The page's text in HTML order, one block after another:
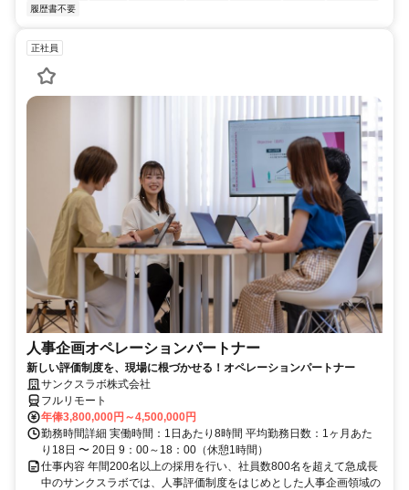
履歴書不要
正社員
人事企画オペレーションパートナー
新しい評価制度を、現場に根づかせる！オペレーションパートナー
サンクスラボ株式会社
フルリモート
年俸3,800,000円～4,500,000円
勤務時間詳細 実働時間：1日あたり8時間 平均勤務日数：1ヶ月あた
り18日 〜 20日 9：00～18：00（休憩1時間）
仕事内容 年間200名以上の採用を行い、社員数800名を超えて急成長
中のサンクスラボでは、人事評価制度をはじめとした人事企画領域の